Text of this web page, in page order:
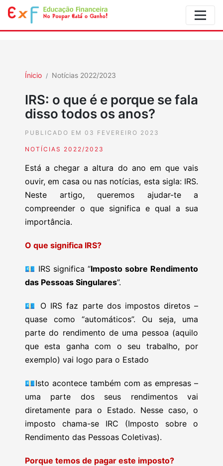
Ínicio Notícias 2022/2023
IRS: o que é e porque se fala
disso todos os anos?
PUBLICADO EM 03 FEVEREIRO 2023
NOTÍCIAS 2022/2023
Está a chegar a altura do ano em que vais
ouvir, em casa ou nas notícias, esta sigla: IRS.
Neste artigo, queremos ajudar-te a
compreender o que significa e qual a sua
importância.
O que significa IRS?
💶 IRS significa “Imposto sobre Rendimento
das Pessoas Singulares”.
💶
O IRS faz parte dos impostos diretos –
quase como “automáticos”. Ou seja, uma
parte do rendimento de uma pessoa (aquilo
que esta ganha com o seu trabalho, por
exemplo) vai logo para o Estado
💶Isto acontece também com as empresas –
uma parte dos seus rendimentos vai
diretamente para o Estado. Nesse caso, o
imposto chama-se IRC (Imposto sobre o
Rendimento das Pessoas Coletivas).
Porque temos de pagar este imposto?